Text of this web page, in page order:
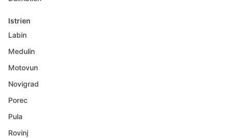
Istrien
Labin
Medulin
Motovun
Novigrad
Porec
Pula
Rovinj